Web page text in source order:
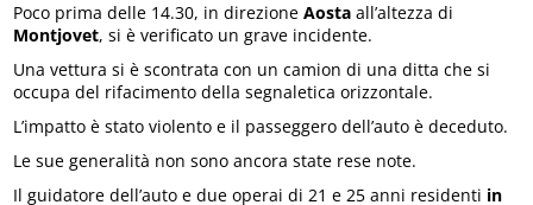
Poco prima delle 14.30, in direzioneAosta all’altezza di
Montjovet, si è verificato un grave incidente.
Una vettura si è scontrata con un camion di una ditta che si
occupa del rifacimento della segnaletica orizzontale.
L’impatto è stato violento e il passeggero dell’auto è deceduto.
Le sue generalità non sono ancora state rese note.
Il guidatore dell’auto e due operai di 21 e 25 anni residenti in